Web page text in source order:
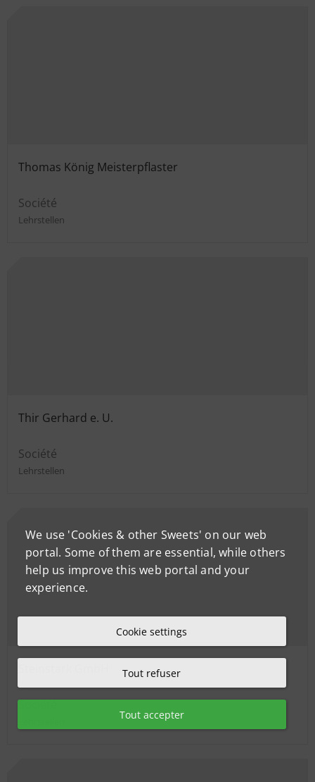
Thomas König Meisterpflaster
Société
Lehrstellen
Thir Gerhard e. U.
Société
Lehrstellen
Société
We use 'Cookies & other Sweets' on our web
portal. Some of them are essential, while others
help us improve this web portal and your
experience.
Cookie settings
Tout refuser
Tout accepter